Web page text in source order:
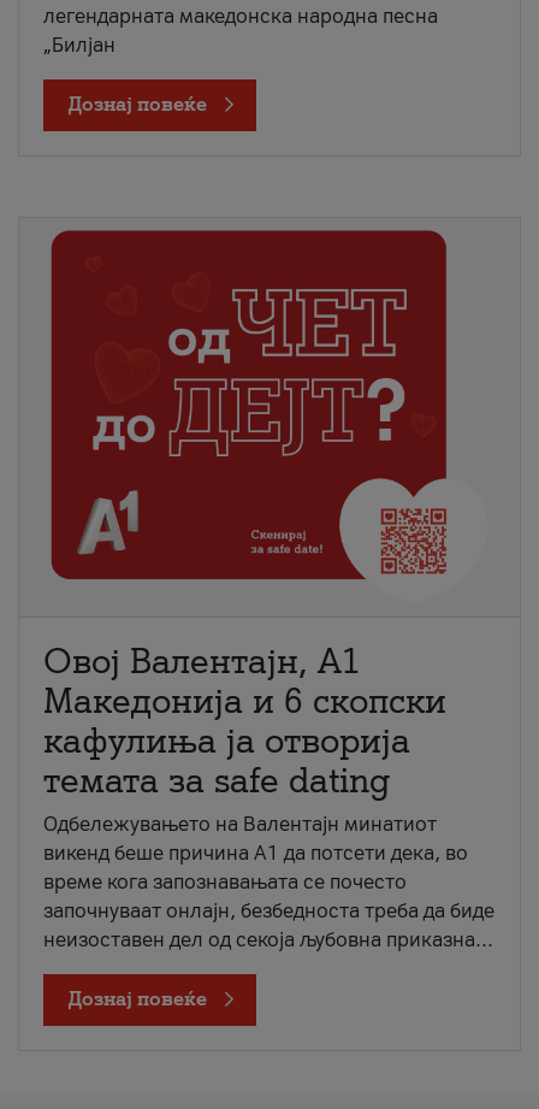
легендарната македонска народна песна
„Билјан
Дознај повеќе
Овој Валентајн, A1
Македонија и 6 скопски
кафулиња ја отворија
темата за safe dating
Одбележувањето на Валентајн минатиот
викенд беше причина А1 да потсети дека, во
време кога запознавањата се почесто
започнуваат онлајн, безбедноста треба да биде
неизоставен дел од секоја љубовна приказна...
Дознај повеќе